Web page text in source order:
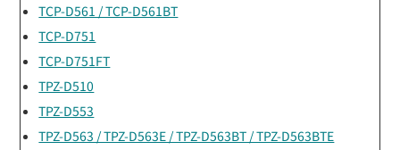
TCP-D561 / TCP-D561BT
TCP-D751
TCP-D751FT
TPZ-D510
TPZ-D553
TPZ-D563 / TPZ-D563E / TPZ-D563BT / TPZ-D563BTE